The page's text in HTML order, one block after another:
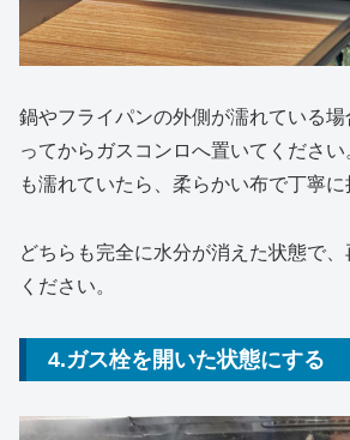
鍋やフライパンの外側が濡れている
ってからガスコンロへ置いてくださ
も濡れていたら、柔らかい布で丁寧に
どちらも完全に水分が消えた状態で
ください。
4.ガス栓を開いた状態にする